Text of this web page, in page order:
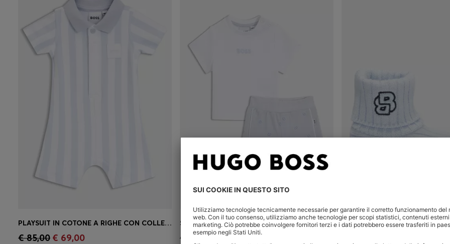
Acquisto rapido
taglia)
PLAYSUIT IN COTONE A RIGHE CON COLLETTO POLO
€ 85,00 € 69,00 Acquisto rapido(Seleziona la tua
taglia)
SET PER NEONATI CON BERMUDA E T-SHIRT IN CONFEZIONE REGALO
€ 95,00 € 74,00
taglia)